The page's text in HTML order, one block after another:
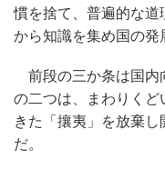
慣を捨て、普遍的な道
から知識を集め国の発
前段の三か条は国内
の二つは、まわりくど
きた「攘夷」を放棄
だ。